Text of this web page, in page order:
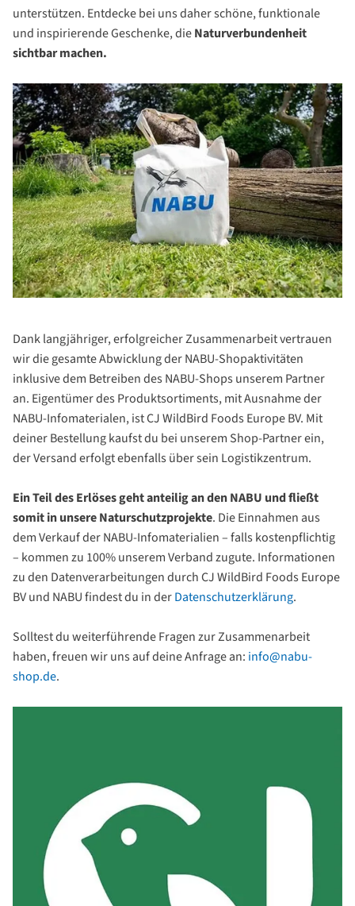
unterstützen. Entdecke bei uns daher schöne, funktionale
und inspirierende Geschenke, dieNaturverbundenheit
sichtbar machen.
Dank langjähriger, erfolgreicher Zusammenarbeit vertrauen
wir die gesamte Abwicklung der NABU-Shopaktivitäten
inklusive dem Betreiben des NABU-Shops unserem Partner
an. Eigentümer des Produktsortiments, mit Ausnahme der
NABU-Infomaterialen, ist CJ WildBird Foods Europe BV. Mit
deiner Bestellung kaufst du bei unserem Shop-Partner ein,
der Versand erfolgt ebenfalls über sein Logistikzentrum.
Ein Teil des Erlöses geht anteilig an den NABU und fließt
somit in unsere Naturschutzprojekte. Die Einnahmen aus
dem Verkauf der NABU-Infomaterialien – falls kostenpflichtig
– kommen zu 100% unserem Verband zugute. Informationen
zu den Datenverarbeitungen durch CJ WildBird Foods Europe
BV und NABU findest du in derDatenschutzerklärung.
Solltest du weiterführende Fragen zur Zusammenarbeit
haben, freuen wir uns auf deine Anfrage an: info@nabu-
shop.de.